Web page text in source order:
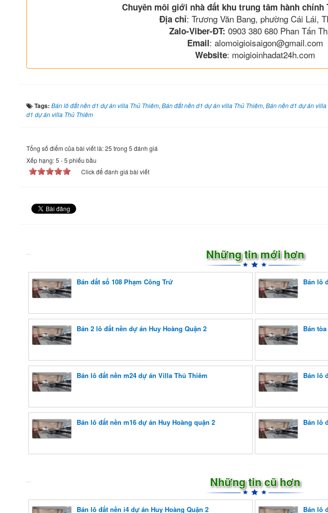
Chuyên môi giới nhà đất khu trung tâm hành chính
Địa chỉ: Trương Văn Bang, phường Cái Lái,
Zalo-Viber-ĐT: 0903 380 680 Phan Tấn
Email: alomoigioisaigon@gmail.com
Website: moigioinhadat24h.com
Tags: Bán lô đất nền d1 dự án villa Thủ Thiêm, Bán đất nền d1 dự án villa Thủ Thiêm, Bán nền d1 dự án
d1 dự án villa Thủ Thiêm
Tổng số điểm của bài viết là: 25 trong 5 đánh giá
Xếp hạng:5 -5 phiếu bầu
Click để đánh giá bài viết
Những tin mới hơn
Bán đất số 108 Phạm Công Trứ Bán lô
Bán 2 lô đất nền dự án Huy Hoàng Quận 2 Bán
Bán lô đất nền m24 dự án Villa Thủ Thiêm Bán lô
Bán lô đất nền m16 dự án Huy Hoàng quận 2 Bán lô
Những tin cũ hơn
Bán lô đất nền i4 dự án Huy Hoàng Quận 2 Bán lô